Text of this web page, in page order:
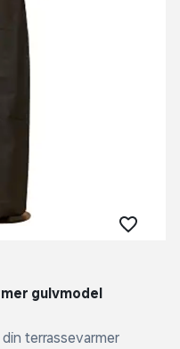
gulvmodel
terrassevarmer